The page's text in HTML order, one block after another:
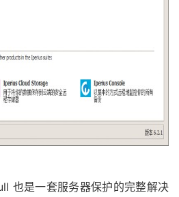
是一套服务器保护的完整解决